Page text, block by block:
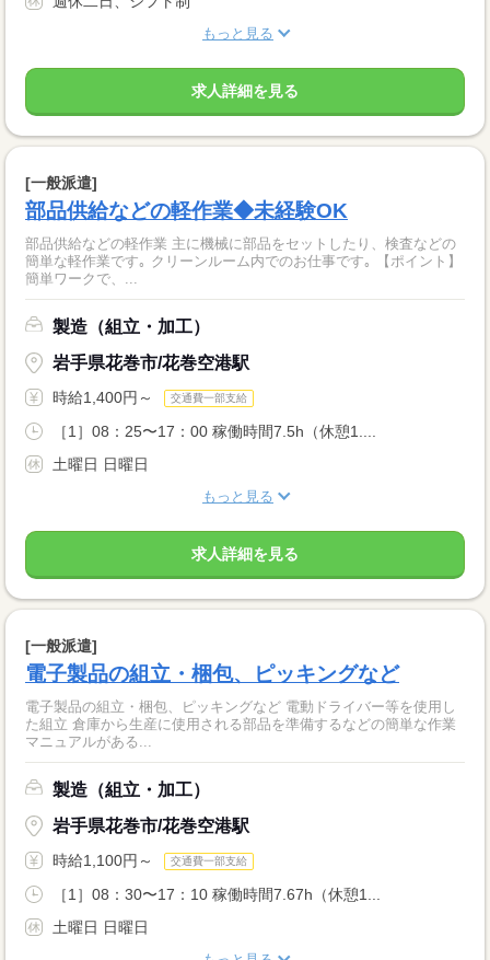
もっと見る
求人詳細を見る
[一般派遣]
部品供給などの軽作業◆未経験OK
部品供給などの軽作業 主に機械に部品をセットしたり、検査などの
簡単な軽作業です｡ クリーンルーム内でのお仕事です｡ 【ポイント】
簡単ワークで、...
製造（組立・加工）
岩手県花巻市/花巻空港駅
時給1,400円～ 交通費一部支給
［1］08：25〜17：00 稼働時間7.5h（休憩1....
土曜日 日曜日
もっと見る
求人詳細を見る
[一般派遣]
電子製品の組立・梱包、ピッキングなど
電子製品の組立・梱包、ピッキングなど 電動ドライバー等を使用し
た組立 倉庫から生産に使用される部品を準備するなどの簡単な作業
マニュアルがある...
製造（組立・加工）
岩手県花巻市/花巻空港駅
時給1,100円～ 交通費一部支給
［1］08：30〜17：10 稼働時間7.67h（休憩1...
土曜日 日曜日